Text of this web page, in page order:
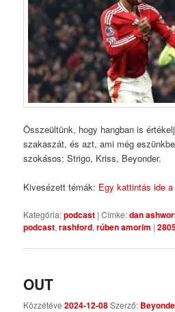
Összeültünk, hogy hangban is
szakaszát, és azt, ami még
szokásos: Strigo, Kriss, Beyonder.
Kivesézett témák: Egy kattintás ide
Kategória:podcast |Címke:dan
podcast,rashford,rúben amorim |
OUT
Közzétéve2024-12-08Szerző: